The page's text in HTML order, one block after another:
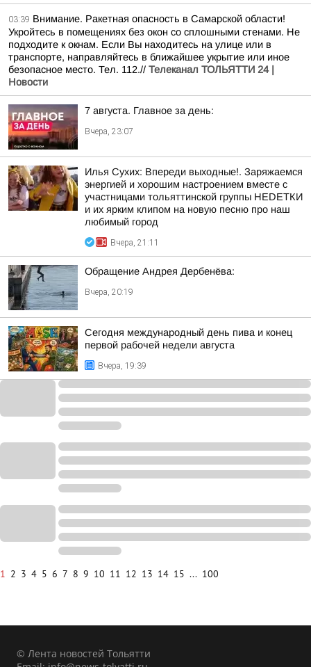
03:39 Внимание. Ракетная опасность в Самарской области!
Укройтесь в помещениях без окон со сплошными стенами. Не
подходите к окнам. Если Вы находитесь на улице или в
транспорте, направляйтесь в ближайшее укрытие или иное
безопасное место. Тел. 112.// Телеканал ТОЛЬЯТТИ 24 |
Новости
7 августа. Главное за день:
Вчера, 23:07
Илья Сухих: Впереди выходные!. Заряжаемся
энергией и хорошим настроением вместе с
участницами тольяттинской группы НЕDЕТКИ
и их ярким клипом на новую песню про наш
любимый город
Вчера, 21:11
Обращение Андрея Дербенёва:
Вчера, 20:19
Сегодня международный день пива и конец
первой рабочей недели августа
Вчера, 19:39
1 2 3 4 5 6 7 8 9 10 11 12 13 14 15 ... 100
© Лента новостей Тольятти